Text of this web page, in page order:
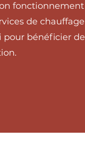
fonctionnement
de chauffage
pour bénéficier de